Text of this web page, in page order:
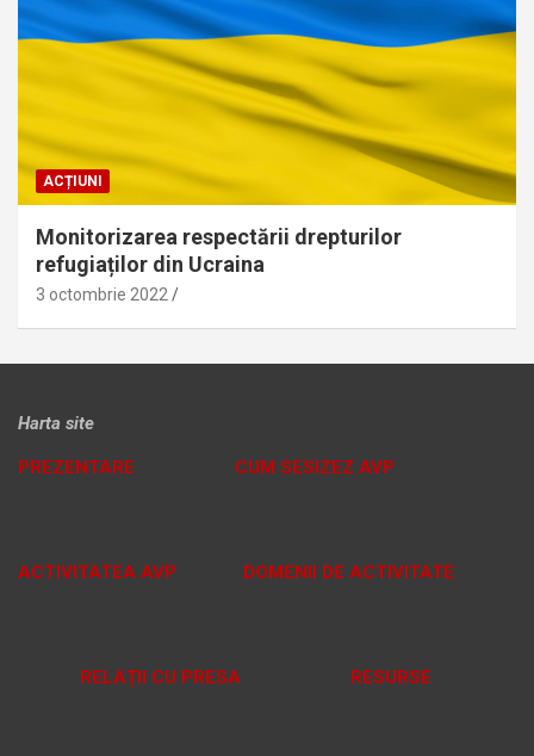
ACȚIUNI
Monitorizarea respectării drepturilor
refugiaților din Ucraina
3 octombrie 2022
Harta site
PREZENTARE CUM SESIZEZ AVP
ACTIVITATEA AVP DOMENII DE ACTIVITATE
RELAȚII CU PRESA RESURSE